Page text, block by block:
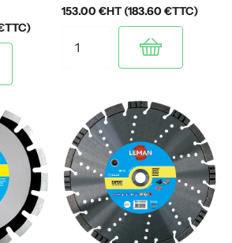
153.00 €HT (183.60 €TTC)